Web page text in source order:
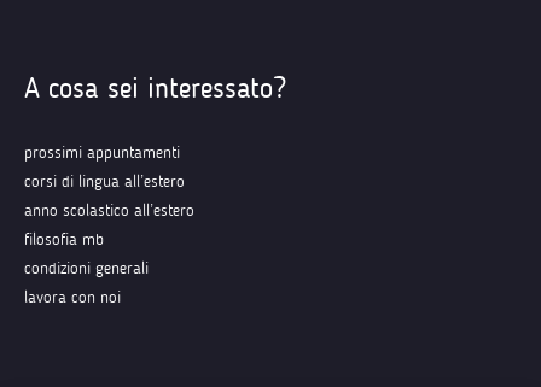
A cosa sei interessato?
prossimi appuntamenti
corsi di lingua all’estero
anno scolastico all’estero
filosofia mb
condizioni generali
lavora con noi